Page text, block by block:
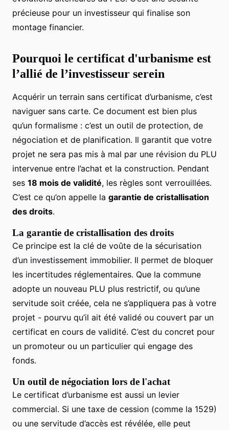
précieuse pour un investisseur qui finalise son
montage financier.
Pourquoi le certificat d'urbanisme est
l’allié de l’investisseur serein
Acquérir un terrain sans certificat d’urbanisme, c’est
naviguer sans carte. Ce document est bien plus
qu’un formalisme : c’est un outil de protection, de
négociation et de planification. Il garantit que votre
projet ne sera pas mis à mal par une révision du PLU
intervenue entre l’achat et la construction. Pendant
ses 18 mois de validité, les règles sont verrouillées.
C’est ce qu’on appelle la garantie de cristallisation
des droits.
La garantie de cristallisation des droits
Ce principe est la clé de voûte de la sécurisation
d’un investissement immobilier. Il permet de bloquer
les incertitudes réglementaires. Que la commune
adopte un nouveau PLU plus restrictif, ou qu’une
servitude soit créée, cela ne s’appliquera pas à votre
projet - pourvu qu’il ait été validé ou couvert par un
certificat en cours de validité. C’est du concret pour
un promoteur ou un particulier qui engage des
fonds.
Un outil de négociation lors de l'achat
Le certificat d’urbanisme est aussi un levier
commercial. Si une taxe de cession (comme la 1529)
ou une servitude d’accès est révélée, elle peut